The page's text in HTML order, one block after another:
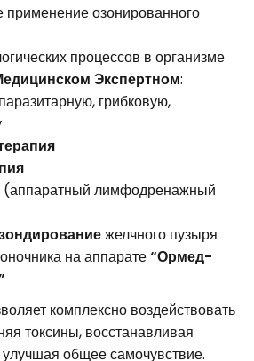
применение озонированного
процессов в организме
Экспертном:
грибковую,
(аппаратный лимфодренажный
желчного пузыря
на аппарате“Ормед-
комплексно воздействовать
токсины, восстанавливая
общее самочувствие.